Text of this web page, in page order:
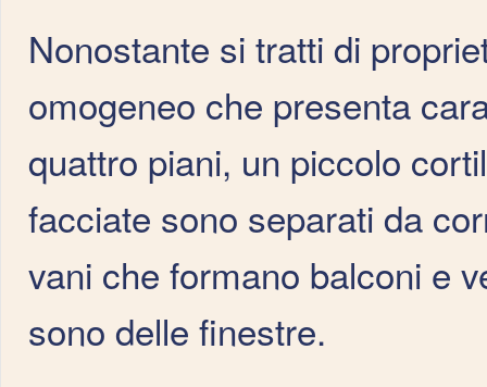
Nonostante si tratti di
omogeneo che presenta
quattro piani, un piccolo
facciate sono separati da
vani che formano balconi e
sono delle finestre.